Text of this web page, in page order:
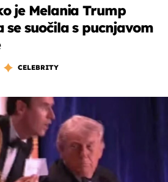
je Melania Trump
suočila s pucnjavom
CELEBRITY
OBAVIJESTI